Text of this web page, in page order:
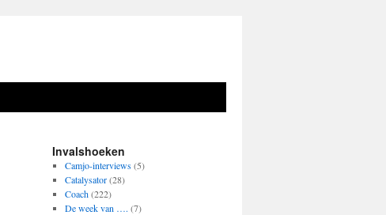
Invalshoeken
Camjo-interviews(5)
Catalysator(28)
Coach(222)
De week van …. (7)